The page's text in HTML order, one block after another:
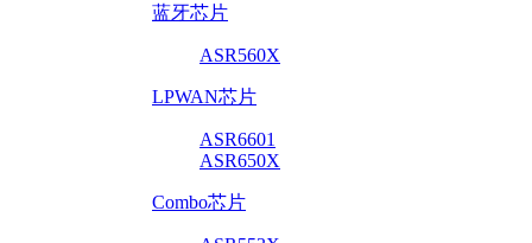
蓝牙芯片
ASR560X
LPWAN芯片
ASR6601
ASR650X
Combo芯片